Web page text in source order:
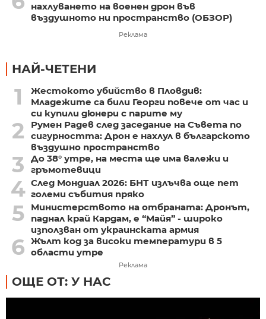
нахлуването на военен дрон във
въздушното ни пространство (ОБЗОР)
Реклама
НАЙ-ЧЕТЕНИ
1
Жестокото убийство в Пловдив:
Младежите са били Георги повече от час и
си купили дюнери с парите му
2
Румен Радев след заседание на Съвета по
сигурността: Дрон е нахлул в българското
въздушно пространство
3
До 38° утре, на места ще има валежи и
гръмотевици
4 След Мондиал 2026: БНТ излъчва още пет
големи събития пряко
5
Министерството на отбраната: Дронът,
паднал край Кардам, е “Майя” - широко
използван от украинската армия
6 Жълт код за високи температури в 5
области утре
Реклама
ОЩЕ ОТ: У НАС